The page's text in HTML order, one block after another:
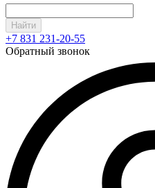
Найти
+7 831 231-20-55
Обратный звонок